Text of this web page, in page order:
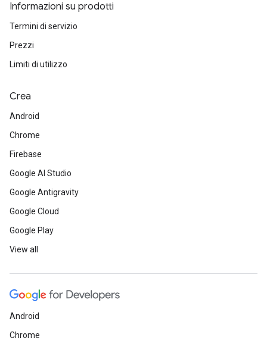
Informazioni su prodotti
Termini di servizio
Prezzi
Limiti di utilizzo
Crea
Android
Chrome
Firebase
Google AI Studio
Google Antigravity
Google Cloud
Google Play
View all
Android
Chrome